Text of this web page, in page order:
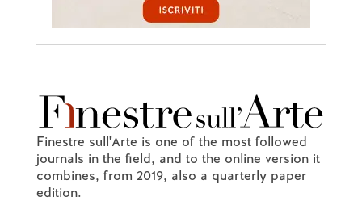
Finestre sull'Arte is one of the most followed
journals in the field, and to the online version it
combines, from 2019, also a quarterly paper
edition.